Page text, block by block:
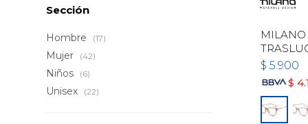
MILANO
$ 5.900
$
Sección
Hombre (17)
Mujer (42)
Niños (6)
Unisex (22)